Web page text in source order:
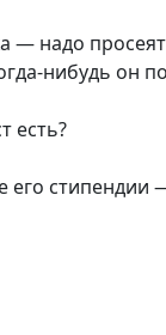
— надо
нибудь он
есть?
его стипендии